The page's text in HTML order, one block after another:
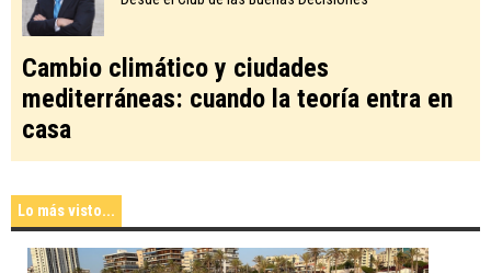
Cambio climático y ciudades
mediterráneas: cuando la teoría entra en
casa
Lo más visto...